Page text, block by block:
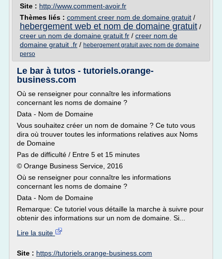
Site : http://www.comment-avoir.fr
Thèmes liés : comment creer nom de domaine gratuit /
hebergement web et nom de domaine gratuit /
creer un nom de domaine gratuit fr / creer nom de
domaine gratuit .fr / hebergement gratuit avec nom de domaine
perso
Le bar à tutos - tutoriels.orange-
business.com
Où se renseigner pour connaître les informations
concernant les noms de domaine ?
Data - Nom de Domaine
Vous souhaitez créer un nom de domaine ? Ce tuto vous
dira où trouver toutes les informations relatives aux Noms
de Domaine
Pas de difficulté / Entre 5 et 15 minutes
© Orange Business Service, 2016
Où se renseigner pour connaître les informations
concernant les noms de domaine ?
Data - Nom de Domaine
Remarque: Ce tutoriel vous détaille la marche à suivre pour
obtenir des informations sur un nom de domaine. Si...
Lire la suite
Site : https://tutoriels.orange-business.com